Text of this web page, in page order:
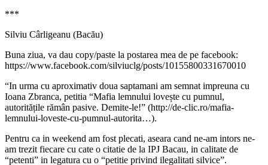
***
Silviu Cârligeanu (Bacău)
Buna ziua, va dau copy/paste la postarea mea de pe facebook:
https://www.facebook.com/silviuclg/posts/10155800331670010
“In urma cu aproximativ doua saptamani am semnat impreuna cu
Ioana Zbranca, petitia “Mafia lemnului lovește cu pumnul,
autoritățile rămân pasive. Demite-le!” (http://de-clic.ro/mafia-
lemnului-loveste-cu-pumnul-autorita…).
Pentru ca in weekend am fost plecati, aseara cand ne-am intors ne-
am trezit fiecare cu cate o citatie de la IPJ Bacau, in calitate de
“petenti” in legatura cu o “petitie privind ilegalitati silvice”.